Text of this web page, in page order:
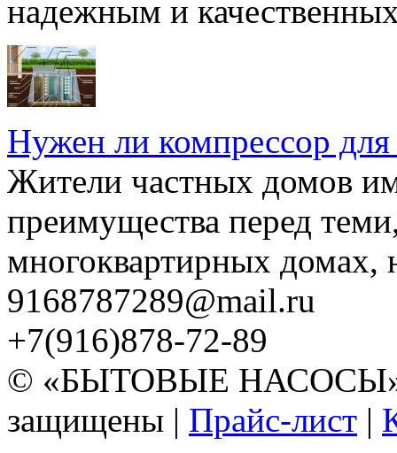
надежным и
Нужен ли компрессор для
Жители частных домов
преимущества перед
многоквартирных домах,
9168787289@mail.ru
+7(916)878-72-89
© «БЫТОВЫЕ НАСОСЫ»
защищены | Прайс-лист |